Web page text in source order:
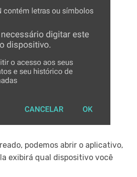
podemos abrir o aplicativo,
exibirá qual dispositivo você